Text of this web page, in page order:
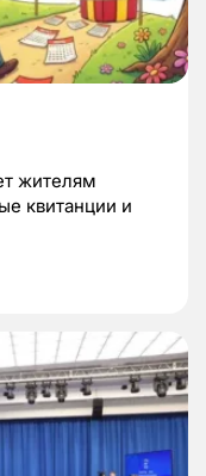
жителям
квитанции и